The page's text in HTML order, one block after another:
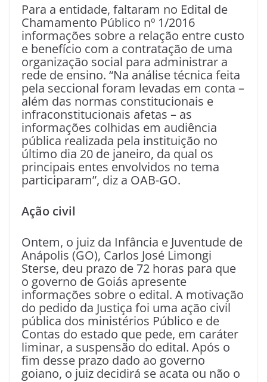
Para a entidade, faltaram no Edital de
Chamamento Público nº 1/2016
informações sobre a relação entre custo
e benefício com a contratação de uma
organização social para administrar a
rede de ensino. “Na análise técnica feita
pela seccional foram levadas em conta –
além das normas constitucionais e
infraconstitucionais afetas – as
informações colhidas em audiência
pública realizada pela instituição no
último dia 20 de janeiro, da qual os
principais entes envolvidos no tema
participaram”, diz a OAB-GO.
Ação civil
Ontem, o juiz da Infância e Juventude de
Anápolis (GO), Carlos José Limongi
Sterse, deu prazo de 72 horas para que
o governo de Goiás apresente
informações sobre o edital. A motivação
do pedido da Justiça foi uma ação civil
pública dos ministérios Público e de
Contas do estado que pede, em caráter
liminar, a suspensão do edital. Após o
fim desse prazo dado ao governo
goiano, o juiz decidirá se acata ou não o